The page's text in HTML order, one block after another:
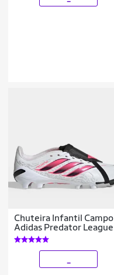
Chuteira Infantil Campo
Adidas Predator League
Língua Dobrável Copa Do
Mundo